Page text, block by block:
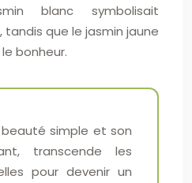
blanc symbolisait
tandis que le jasmin jaune
bonheur.
beauté simple et son
transcende les
pour devenir un